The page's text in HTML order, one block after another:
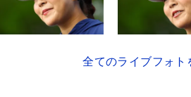
全てのライブフォト